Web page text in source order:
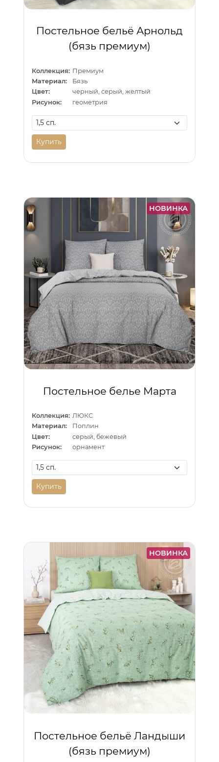
Постельное бельё Арнольд
(бязь премиум)
Коллекция: Премиум
Материал:
Бязь
Цвет:
черный, серый, желтый
Рисунок:
геометрия
Купить
НОВИНКА
Постельное белье Марта
Коллекция: ЛЮКС
Материал:
Поплин
Цвет:
серый, бежевый
Рисунок:
орнамент
Купить
НОВИНКА
Постельное бельё Ландыши
(бязь премиум)